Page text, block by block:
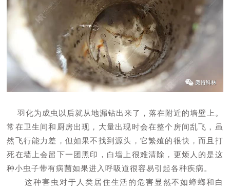
羽化为成虫以后就从地漏钻出来了，落在附近的墙壁上。
常在卫生间和厨房出现，大量出现时会在整个房间乱飞，虽
然飞行能力差，但如果不找到源头，它繁殖的很快，而且打
死在墙上会留下一团黑印，白墙上很难清除，更烦人的是这
种小虫子带有病菌如果进入呼吸道很容易引起各种疾病。
这种害虫对于人类居住生活的危害显然不如蟑螂和白